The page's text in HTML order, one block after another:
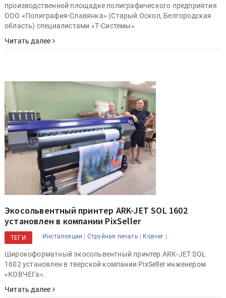
производственной площадке полиграфического предприятия
ООО «Полиграфия-Славянка» (Старый Оскол, Белгородская
область) специалистами «Т-Системы»
Читать далее
Экосольвентный принтер ARK-JET SOL 1602
установлен в компании PixSeller
ТЕГИ Инсталляции | Струйная печать | Ковчег |
Широкоформатный экосольвентный принтер ARK-JET SOL
1602 установлен в тверской компании PixSeller инженером
«КОВЧЕГа».
Читать далее